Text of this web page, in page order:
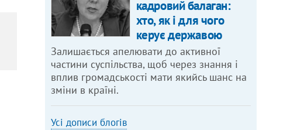
кадровий балаган:
хто, як і для чого
керує державою
Залишається апелювати до активної
частини суспільства, щоб через знання і
вплив громадськості мати якийсь шанс на
зміни в країні.
Усі дописи блогів